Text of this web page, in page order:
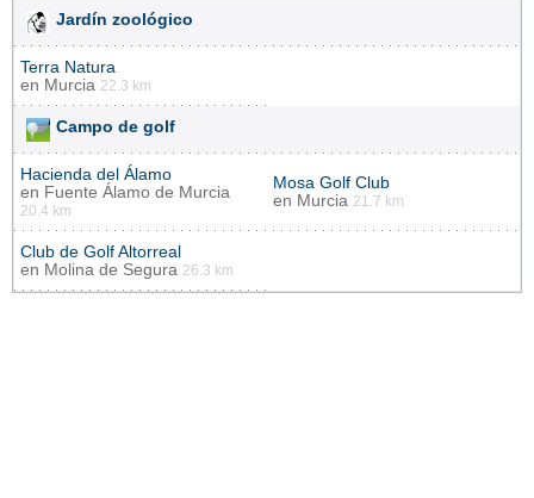
Jardín zoológico
Terra Natura
en Murcia 22.3 km
Campo de golf
Hacienda del Álamo
en Fuente Álamo de Murcia
20.4 km
Mosa Golf Club
en Murcia 21.7 km
Club de Golf Altorreal
en Molina de Segura 26.3 km